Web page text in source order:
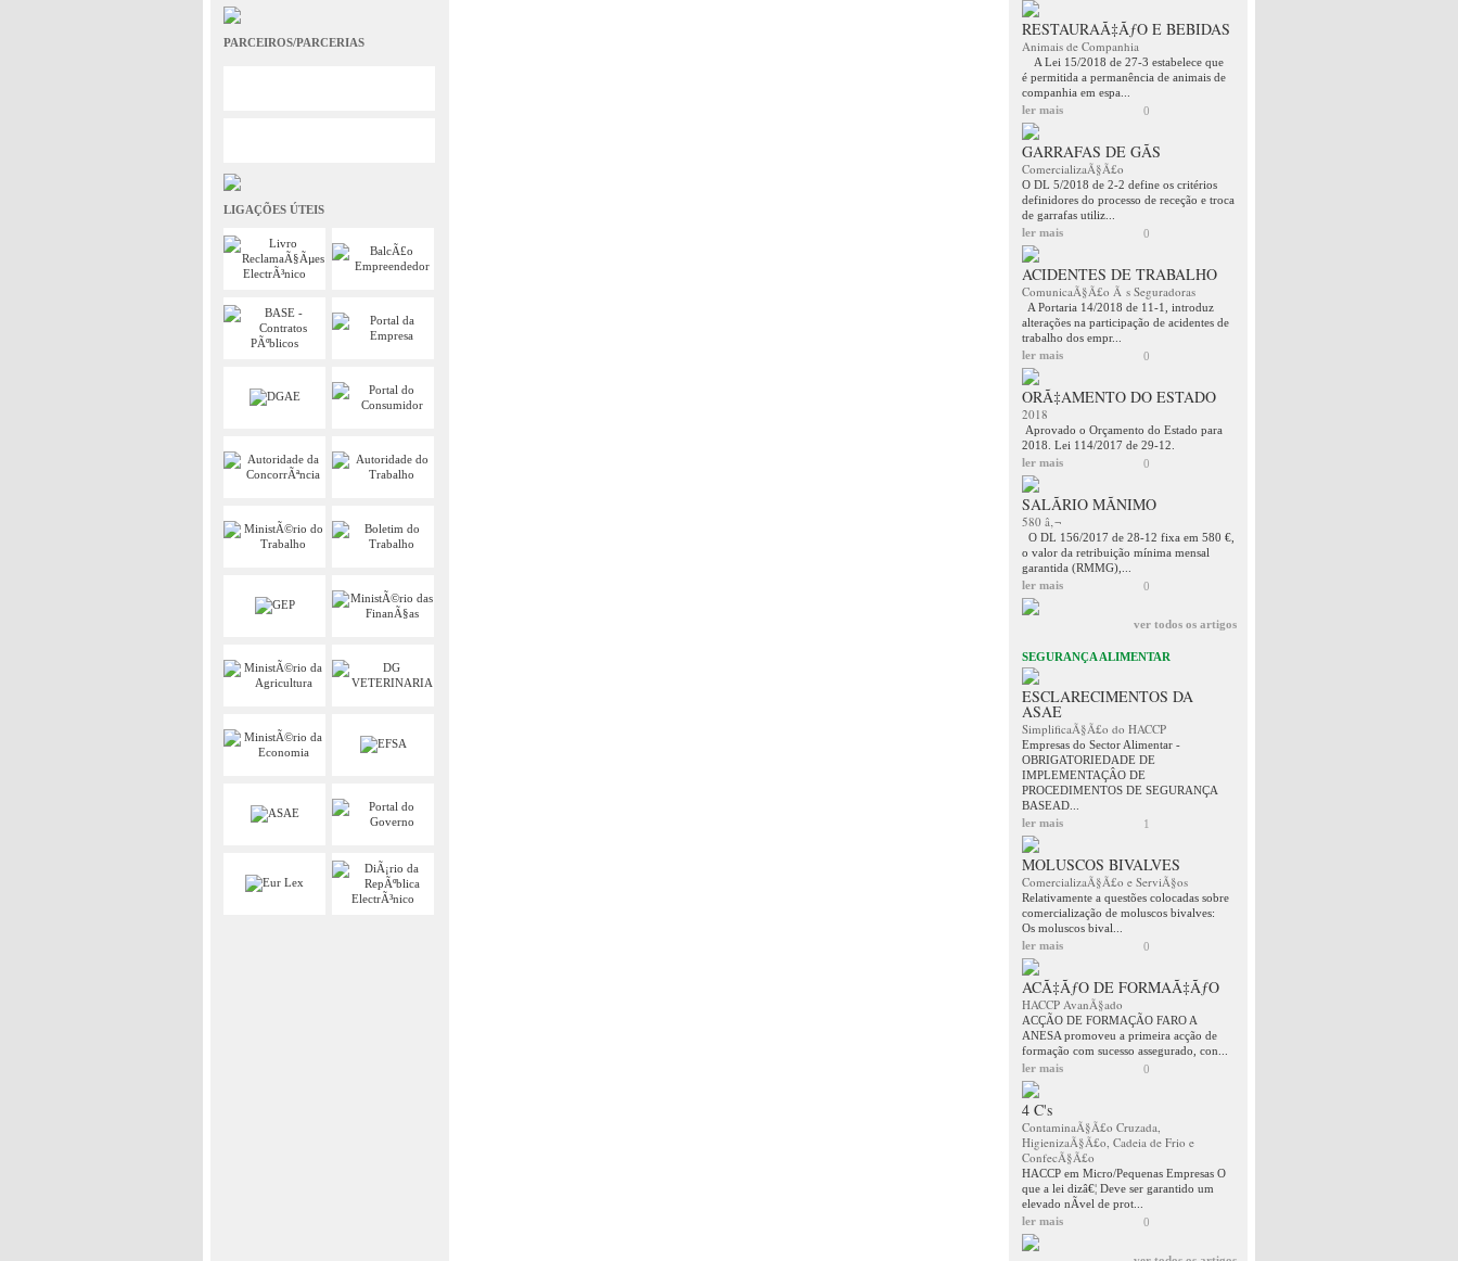
PARCEIROS/PARCERIAS
LIGAÇÕES ÚTEIS
RESTAURAÃ‡ÃƒO E BEBIDAS
Animais de Companhia
A Lei 15/2018 de 27-3 estabelece que
é permitida a permanência de animais de
companhia em espa...
ler mais
0
GARRAFAS DE GÃS
ComercializaÃ§Ã£o
O DL 5/2018 de 2-2 define os critérios
definidores do processo de receção e troca
de garrafas utiliz...
ler mais
0
ACIDENTES DE TRABALHO
ComunicaÃ§Ã£o Ã s Seguradoras
A Portaria 14/2018 de 11-1, introduz
alterações na participação de acidentes de
trabalho dos empr...
ler mais
0
ORÃ‡AMENTO DO ESTADO
2018
Aprovado o Orçamento do Estado para
2018. Lei 114/2017 de 29-12.
ler mais
0
SALÃRIO MÃNIMO
580 â‚¬
O DL 156/2017 de 28-12 fixa em 580 €,
o valor da retribuição mínima mensal
garantida (RMMG),...
ler mais
0
ver todos os artigos
SEGURANÇA ALIMENTAR
ESCLARECIMENTOS DA
ASAE
SimplificaÃ§Ã£o do HACCP
Empresas do Sector Alimentar -
OBRIGATORIEDADE DE
IMPLEMENTAÇÂO DE
PROCEDIMENTOS DE SEGURANÇA
BASEAD...
ler mais
1
MOLUSCOS BIVALVES
ComercializaÃ§Ã£o e ServiÃ§os
Relativamente a questões colocadas sobre
comercialização de moluscos bivalves:
Os moluscos bival...
ler mais
0
ACÃ‡ÃƒO DE FORMAÃ‡ÃƒO
HACCP AvanÃ§ado
ACÇÃO DE FORMAÇÃO FARO A
ANESA promoveu a primeira acção de
formação com sucesso assegurado, con...
ler mais
0
4 C's
ContaminaÃ§Ã£o Cruzada,
HigienizaÃ§Ã£o, Cadeia de Frio e
ConfecÃ§Ã£o
HACCP em Micro/Pequenas Empresas O
que a lei dizâ€¦ Deve ser garantido um
elevado nÃ­vel de prot...
ler mais
0